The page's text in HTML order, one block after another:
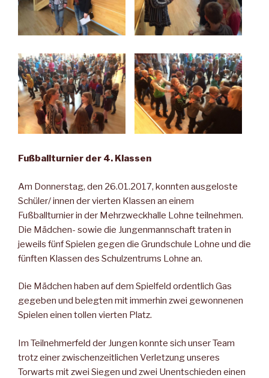
Fußballturnier der 4. Klassen
Am Donnerstag, den 26.01.2017, konnten ausgeloste
Schüler/ innen der vierten Klassen an einem
Fußballturnier in der Mehrzweckhalle Lohne teilnehmen.
Die Mädchen- sowie die Jungenmannschaft traten in
jeweils fünf Spielen gegen die Grundschule Lohne und die
fünften Klassen des Schulzentrums Lohne an.
Die Mädchen haben auf dem Spielfeld ordentlich Gas
gegeben und belegten mit immerhin zwei gewonnenen
Spielen einen tollen vierten Platz.
Im Teilnehmerfeld der Jungen konnte sich unser Team
trotz einer zwischenzeitlichen Verletzung unseres
Torwarts mit zwei Siegen und zwei Unentschieden einen